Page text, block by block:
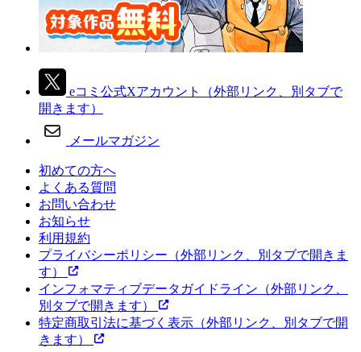
eコミ公式Xアカウント
（外部リンク、別タブで
開きます）
メールマガジン
初めての方へ
よくある質問
お問い合わせ
お知らせ
利用規約
プライバシーポリシー （外部リンク、別タブで開きま
す）
インフォマティブデータガイドライン （外部リンク、
別タブで開きます）
特定商取引法に基づく表示 （外部リンク、別タブで開
きます）